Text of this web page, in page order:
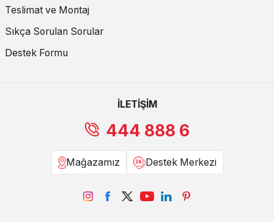
Teslimat ve Montaj
Sıkça Sorulan Sorular
Destek Formu
İLETİŞİM
444 888 6
Mağazamız Destek Merkezi